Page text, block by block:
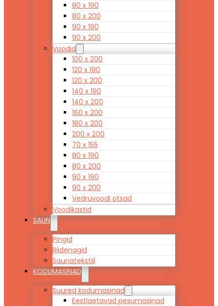
80 x 190
80 x 200
90 x 190
90 x 200
Voodid
100 x 200
120 x 190
120 x 200
140 x 190
140 x 200
160 x 200
180 x 200
200 x 200
70 x 155
80 x 190
80 x 200
90 x 190
90 x 200
Vedruvoodi otsad
Voodikastid
SAUN
Pingid
Riidenagid
Saunatekstiil
KODUMASINAD
Suured kodumasinad
Eestlaetavad pesumasinad